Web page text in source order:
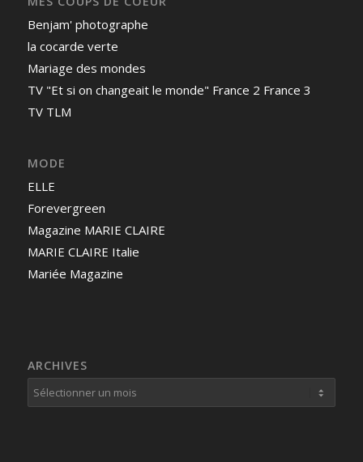
Benjam' photographe
la cocarde verte
Mariage des mondes
TV "Et si on changeait le monde" France 2 France 3
TV TLM
MODE
ELLE
Forevergreen
Magazine MARIE CLAIRE
MARIE CLAIRE Italie
Mariée Magazine
ARCHIVES